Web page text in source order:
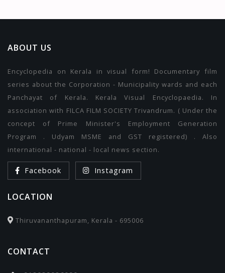
ABOUT US
Encyclopedia on Kerala in visual form! Documentary film
series about the Corporation - Municipality wards and each
Panchayat of Kerala. Kerala Visual Encyclopaedia. In
association with FILCA FILM SOCIETY Trivandrum. ( Under the
concept of Prime Minister's Employment Generation
Program . Udyam MSME and GST registered) . Also
international - national - local news section.
Facebook Instagram
LOCATION
Thiruvananthapuram, Kerala - 695006
CONTACT